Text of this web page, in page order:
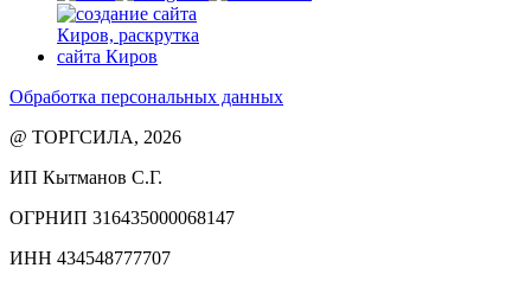
Обработка персональных данных
@ ТОРГСИЛА, 2026
ИП Кытманов С.Г.
ОГРНИП 316435000068147
ИНН 434548777707